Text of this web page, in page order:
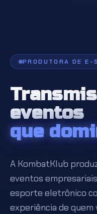
PRODUTORA DE E-
eventos
que
A KombatKlub
eventos
esporte eletrônico
experiência de quem